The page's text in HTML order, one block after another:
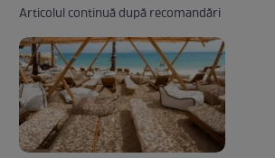
Articolul continuă după recomandări